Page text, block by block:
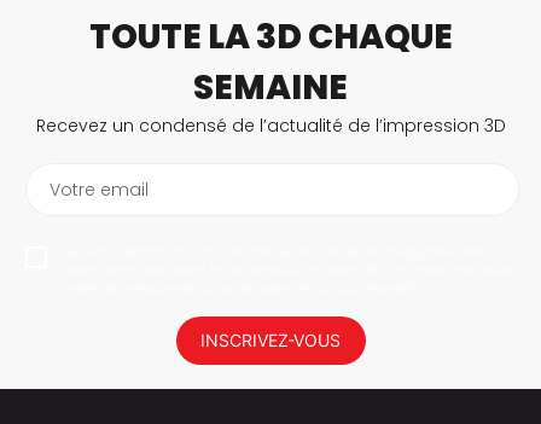
TOUTE LA 3D CHAQUE
SEMAINE
Recevez un condensé de l’actualité de l’impression 3D
Votre email
INSCRIVEZ-VOUS